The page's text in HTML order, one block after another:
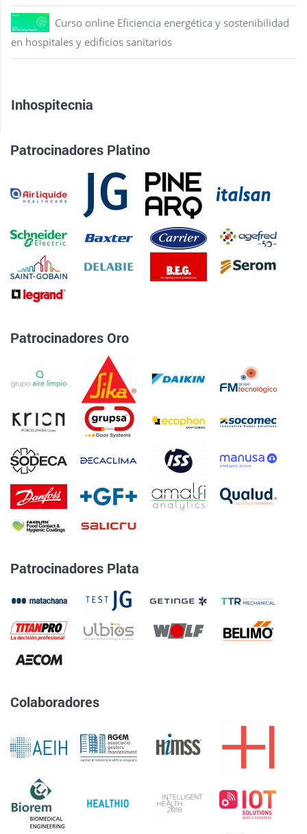
Curso online Eficiencia energética y sostenibilidad
en hospitales y edificios sanitarios
Inhospitecnia
Patrocinadores Platino
Patrocinadores Oro
Patrocinadores Plata
Colaboradores